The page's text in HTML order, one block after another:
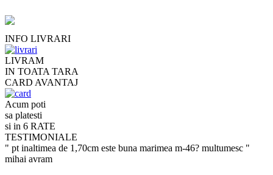
INFO LIVRARI
LIVRAM
IN TOATA TARA
CARD AVANTAJ
Acum poti
sa platesti
si in 6 RATE
TESTIMONIALE
" pt inaltimea de 1,70cm este buna marimea m-46? multumesc "
mihai avram